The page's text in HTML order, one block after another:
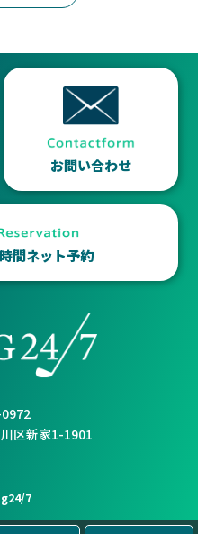
お問い合わせ
間ネット予約
区新家1-1901
7